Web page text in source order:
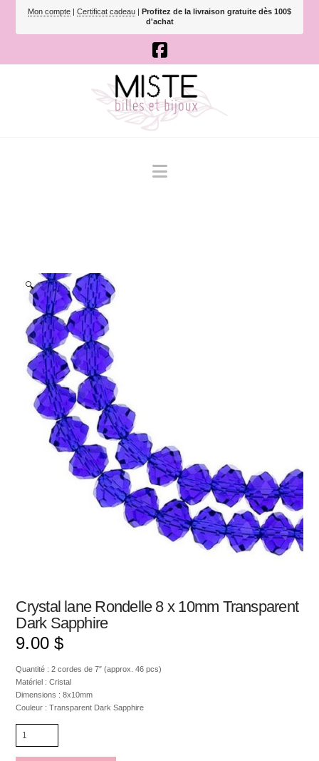
Mon compte | Certificat cadeau | Profitez de la livraison gratuite dès 100$
d'achat
Navigation
🔍
Crystal lane Rondelle 8 x 10mm Transparent
Dark Sapphire
9.00 $
Quantité : 2 cordes de 7″ (approx. 46 pcs)
Matériel : Cristal
Dimensions : 8x10mm
Couleur : Transparent Dark Sapphire
Crystal